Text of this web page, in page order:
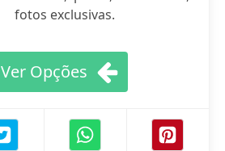
fotos exclusivas.
Ver Opções